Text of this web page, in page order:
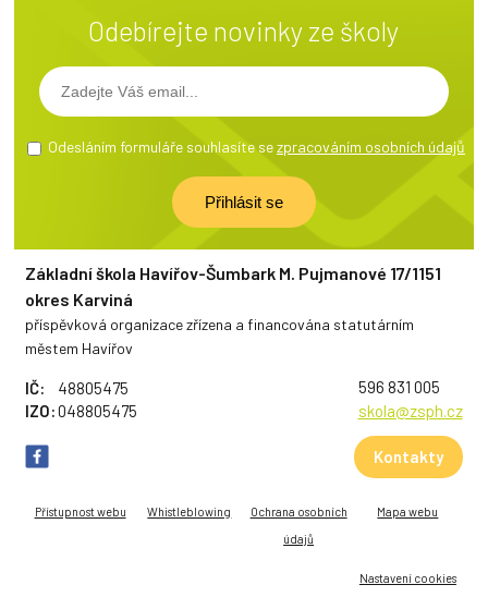
Odebírejte novinky ze školy
Odesláním formuláře souhlasíte sezpracováním osobních údajů
Základní škola Havířov-Šumbark M. Pujmanové 17/1151
okres Karviná
příspěvková organizace zřízena a financována statutárním
městem Havířov
IČ:
48805475
IZO:048805475
596 831 005
skola@zsph.cz
Kontakty
Přístupnost webu Whistleblowing
Ochrana osobních
údajů
Mapa webu
Nastavení cookies